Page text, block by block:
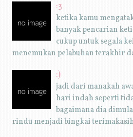
:3
ketika kamu
banyak pencarian
cukup untuk segala
menemukan pelabuhan terakhir
:)
jadi dari manakah
hari indah seperti
bagaimana dia
rindu menjadi bingkai